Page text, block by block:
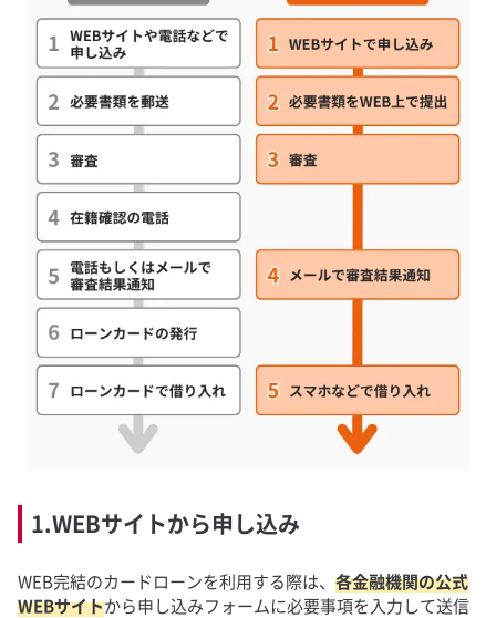
1.WEBサイトから申し込み
WEB完結のカードローンを利用する際は、 各金融機関の公式
WEBサイトから申し込みフォームに必要事項を入力して送信